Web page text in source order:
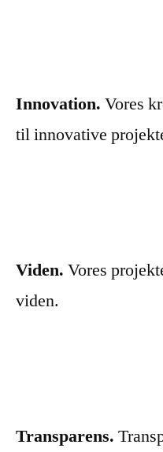
Innovation. Vores
til innovative
Viden. Vores
viden.
Transparens.